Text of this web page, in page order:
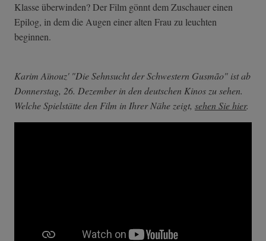
Klasse überwinden? Der Film gönnt dem Zuschauer einen
Epilog, in dem die Augen einer alten Frau zu leuchten
beginnen.
Karim Aïnouz' "Die Sehnsucht der Schwestern Gusmão" ist ab
Donnerstag, 26. Dezember in den deutschen Kinos zu sehen.
Welche Spielstätte den Film in Ihrer Nähe zeigt, sehen Sie hier.